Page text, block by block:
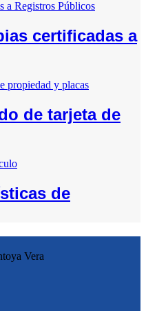
certificadas a
de tarjeta de
de